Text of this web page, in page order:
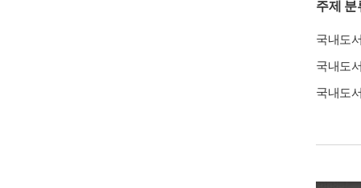
주제 분
국내도
국내도
국내도